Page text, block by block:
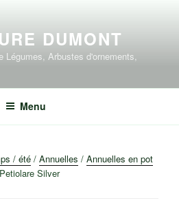
DUMONT
Légumes, Arbustes d'ornements,
Menu
/ été / Annuelles / Annuelles en pot
Silver